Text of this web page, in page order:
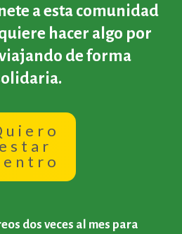
a esta comunidad
hacer algo por
de forma
estar
dos veces al mes para